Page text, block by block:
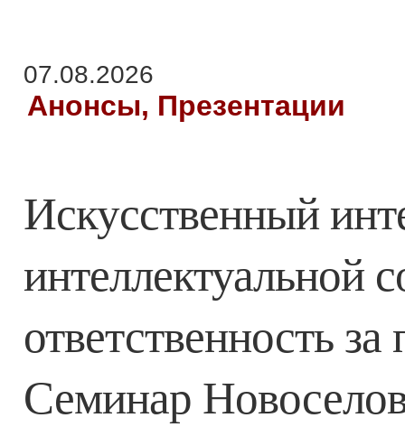
07.08.2026
Анонсы, Презентации
Искусственный
интеллектуальной
ответственность
Семинар